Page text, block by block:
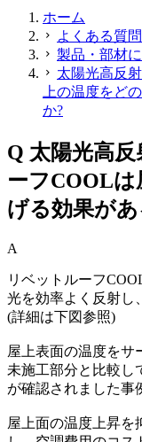
ホーム
chevron_right よくある質問
chevron_right 製品・部材
chevron_right
太陽光高反
上の温度をど
か?
Q 太陽光高
ーフCOOL
げる効果が
A
リベットルーフ
光を効率よく反射し
(詳細は下図参照)
屋上表面の温度をサ
未施工部分と比較し
が確認されました事
屋上面の温度上昇を